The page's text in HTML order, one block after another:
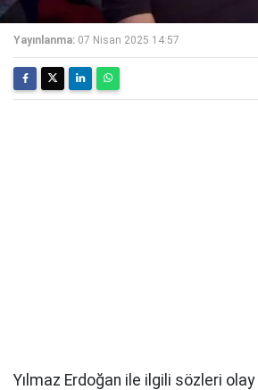
Yayınlanma: 07 Nisan 2025 14:57
Yılmaz Erdoğan ile ilgili sözleri olay